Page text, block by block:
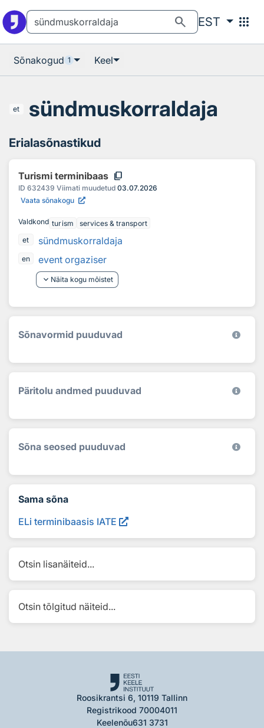
search EST apps
Sõnakogud 1 Keel
et sündmuskorraldaja
Erialasõnastikud
Turismi terminibaas content_copy
ID 632439 Viimati muudetud 03.07.2026
Vaata sõnakogu
Valdkond turism
services & transport
et
sündmuskorraldaja
en
event orgaziser
keyboard_arrow_down Näita kogu mõistet
Sõnavormid puuduvad
Päritolu andmed puuduvad
Sõna seosed puuduvad
Sama sõna
ELi terminibaasis IATE
Otsin lisanäiteid...
Otsin tõlgitud näiteid...
Roosikrantsi 6, 10119 Tallinn
Registrikood 70004011
Keelenõu631 3731